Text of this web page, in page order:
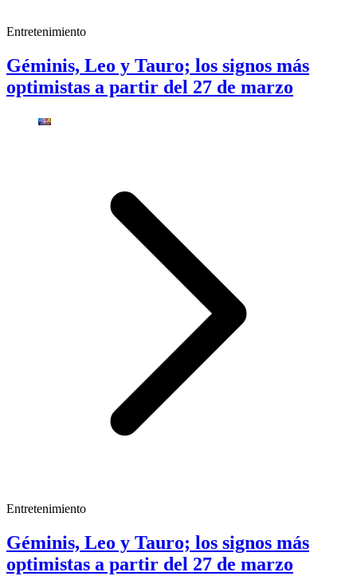
Entretenimiento
Géminis, Leo y Tauro; los signos más
optimistas a partir del 27 de marzo
Entretenimiento
Géminis, Leo y Tauro; los signos más
optimistas a partir del 27 de marzo